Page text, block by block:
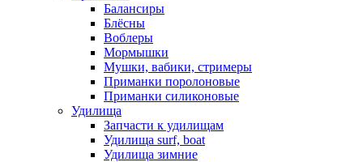
Балансиры
Блёсны
Воблеры
Мормышки
Мушки, вабики, стримеры
Приманки поролоновые
Приманки силиконовые
Удилища
Запчасти к удилищам
Удилища surf, boat
Удилища зимние